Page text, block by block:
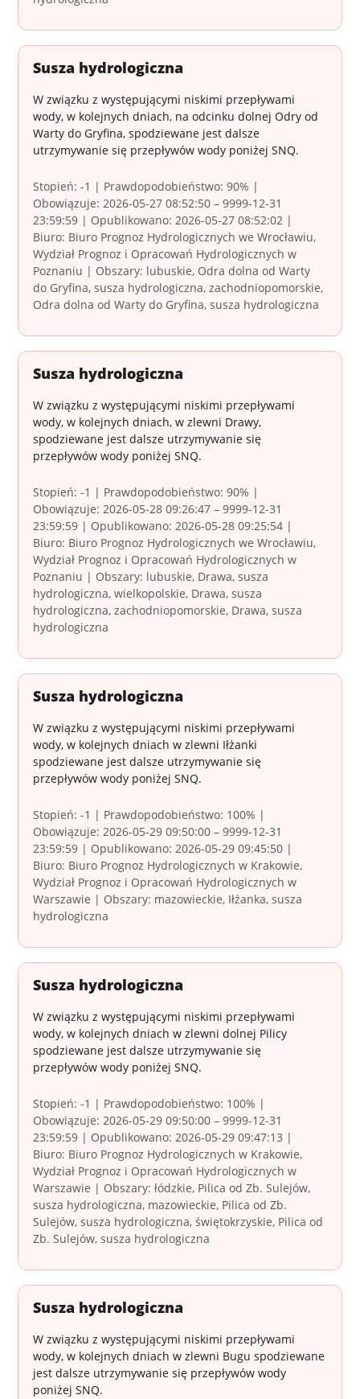
Susza hydrologiczna
W związku z występującymi niskimi przepływami
wody, w kolejnych dniach, na odcinku dolnej Odry od
Warty do Gryfina, spodziewane jest dalsze
utrzymywanie się przepływów wody poniżej SNQ.
Stopień: -1 | Prawdopodobieństwo: 90% |
Obowiązuje: 2026-05-27 08:52:50 – 9999-12-31
23:59:59 | Opublikowano: 2026-05-27 08:52:02 |
Biuro: Biuro Prognoz Hydrologicznych we Wrocławiu,
Wydział Prognoz i Opracowań Hydrologicznych w
Poznaniu | Obszary: lubuskie, Odra dolna od Warty
do Gryfina, susza hydrologiczna, zachodniopomorskie,
Odra dolna od Warty do Gryfina, susza hydrologiczna
Susza hydrologiczna
W związku z występującymi niskimi przepływami
wody, w kolejnych dniach, w zlewni Drawy,
spodziewane jest dalsze utrzymywanie się
przepływów wody poniżej SNQ.
Stopień: -1 | Prawdopodobieństwo: 90% |
Obowiązuje: 2026-05-28 09:26:47 – 9999-12-31
23:59:59 | Opublikowano: 2026-05-28 09:25:54 |
Biuro: Biuro Prognoz Hydrologicznych we Wrocławiu,
Wydział Prognoz i Opracowań Hydrologicznych w
Poznaniu | Obszary: lubuskie, Drawa, susza
hydrologiczna, wielkopolskie, Drawa, susza
hydrologiczna, zachodniopomorskie, Drawa, susza
hydrologiczna
Susza hydrologiczna
W związku z występującymi niskimi przepływami
wody, w kolejnych dniach w zlewni Iłżanki
spodziewane jest dalsze utrzymywanie się
przepływów wody poniżej SNQ.
Stopień: -1 | Prawdopodobieństwo: 100% |
Obowiązuje: 2026-05-29 09:50:00 – 9999-12-31
23:59:59 | Opublikowano: 2026-05-29 09:45:50 |
Biuro: Biuro Prognoz Hydrologicznych w Krakowie,
Wydział Prognoz i Opracowań Hydrologicznych w
Warszawie | Obszary: mazowieckie, Iłżanka, susza
hydrologiczna
Susza hydrologiczna
W związku z występującymi niskimi przepływami
wody, w kolejnych dniach w zlewni dolnej Pilicy
spodziewane jest dalsze utrzymywanie się
przepływów wody poniżej SNQ.
Stopień: -1 | Prawdopodobieństwo: 100% |
Obowiązuje: 2026-05-29 09:50:00 – 9999-12-31
23:59:59 | Opublikowano: 2026-05-29 09:47:13 |
Biuro: Biuro Prognoz Hydrologicznych w Krakowie,
Wydział Prognoz i Opracowań Hydrologicznych w
Warszawie | Obszary: łódzkie, Pilica od Zb. Sulejów,
susza hydrologiczna, mazowieckie, Pilica od Zb.
Sulejów, susza hydrologiczna, świętokrzyskie, Pilica od
Zb. Sulejów, susza hydrologiczna
Susza hydrologiczna
W związku z występującymi niskimi przepływami
wody, w kolejnych dniach w zlewni Bugu spodziewane
jest dalsze utrzymywanie się przepływów wody
poniżej SNQ.